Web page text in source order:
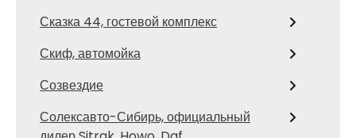
Сказка 44, гостевой комплекс
Скиф, автомойка
Созвездие
Солексавто-Сибирь, официальный